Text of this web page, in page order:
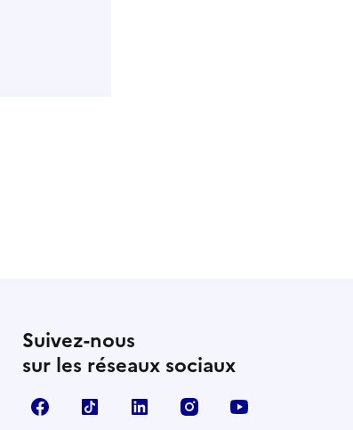
Suivez-nous
sur les réseaux sociaux
FacebookTikTok LinkedIn Instagram